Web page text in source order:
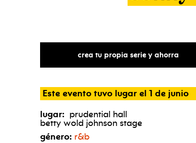
crea tu propia serie y ahorra
Este evento tuvo lugar el 1 de junio
lugar: prudential hall
betty wold johnson stage
género: r&b